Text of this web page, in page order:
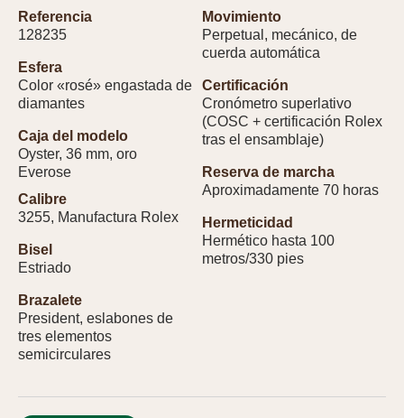
Referencia
128235
Esfera
Color «rosé» engastada de
diamantes
Caja del modelo
Oyster, 36 mm, oro
Everose
Calibre
3255, Manufactura Rolex
Bisel
Estriado
Brazalete
President, eslabones de
tres elementos
semicirculares
Movimiento
Perpetual, mecánico, de
cuerda automática
Certificación
Cronómetro superlativo
(COSC + certificación Rolex
tras el ensamblaje)
Reserva de marcha
Aproximadamente 70 horas
Hermeticidad
Hermético hasta 100
metros/330 pies